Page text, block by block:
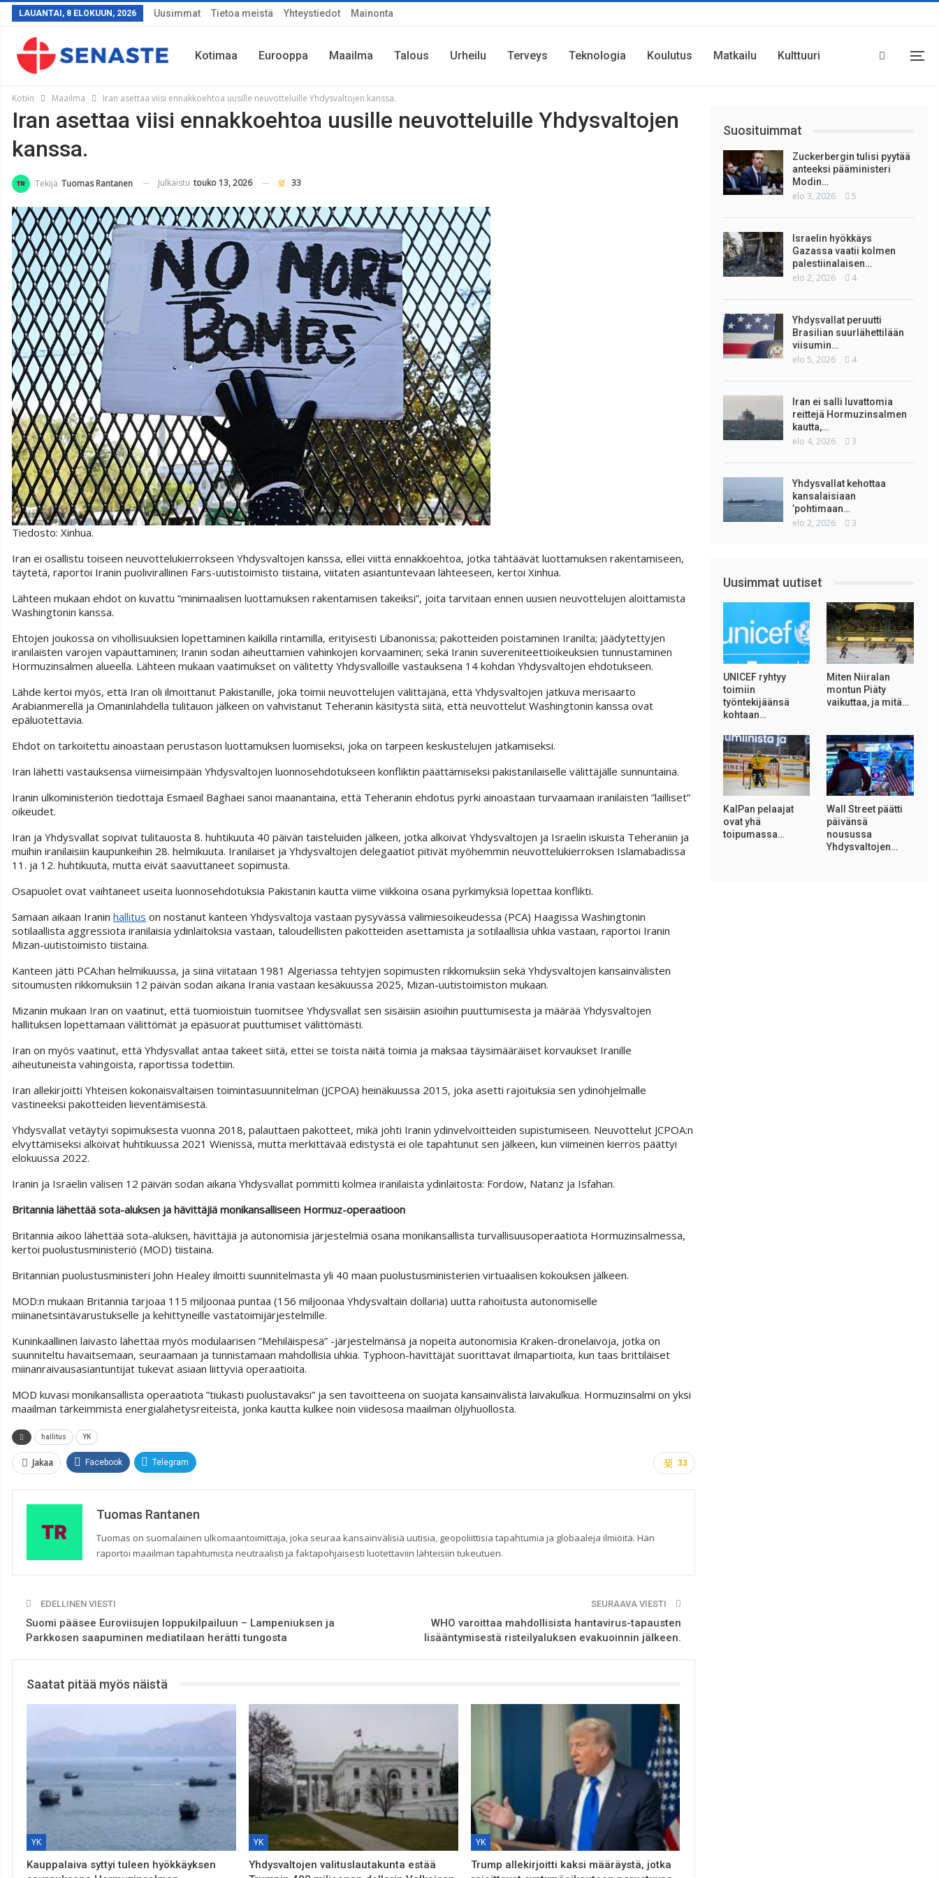
LAUANTAI, 8 ELOKUUN, 2026 Uusimmat Tietoa meistä Yhteystiedot Mainonta
Kotimaa Eurooppa Maailma Talous Urheilu Terveys Teknologia Koulutus Matkailu Kulttuuri
Sää
Kotiin Maailma Iran asettaa viisi ennakkoehtoa uusille neuvotteluille Yhdysvaltojen kanssa.
Iran asettaa viisi ennakkoehtoa uusille neuvotteluille Yhdysvaltojen
kanssa.
Tekijä Tuomas Rantanen Julkaistu touko 13, 2026 33
Tiedosto: Xinhua.
Iran ei osallistu toiseen neuvottelukierrokseen Yhdysvaltojen kanssa, ellei viittä ennakkoehtoa, jotka tähtäävät luottamuksen rakentamiseen,
täytetä, raportoi Iranin puolivirallinen Fars-uutistoimisto tiistaina, viitaten asiantuntevaan lähteeseen, kertoi Xinhua.
Lähteen mukaan ehdot on kuvattu ”minimaalisen luottamuksen rakentamisen takeiksi”, joita tarvitaan ennen uusien neuvottelujen aloittamista
Washingtonin kanssa.
Ehtojen joukossa on vihollisuuksien lopettaminen kaikilla rintamilla, erityisesti Libanonissa; pakotteiden poistaminen Iranilta; jäädytettyjen
iranilaisten varojen vapauttaminen; Iranin sodan aiheuttamien vahinkojen korvaaminen; sekä Iranin suvereniteettioikeuksien tunnustaminen
Hormuzinsalmen alueella. Lähteen mukaan vaatimukset on välitetty Yhdysvalloille vastauksena 14 kohdan Yhdysvaltojen ehdotukseen.
Lähde kertoi myös, että Iran oli ilmoittanut Pakistanille, joka toimii neuvottelujen välittäjänä, että Yhdysvaltojen jatkuva merisaarto
Arabianmerellä ja Omaninlahdella tulitauon jälkeen on vahvistanut Teheranin käsitystä siitä, että neuvottelut Washingtonin kanssa ovat
epäluotettavia.
Ehdot on tarkoitettu ainoastaan perustason luottamuksen luomiseksi, joka on tarpeen keskustelujen jatkamiseksi.
Iran lähetti vastauksensa viimeisimpään Yhdysvaltojen luonnosehdotukseen konfliktin päättämiseksi pakistanilaiselle välittäjälle sunnuntaina.
Iranin ulkoministeriön tiedottaja Esmaeil Baghaei sanoi maanantaina, että Teheranin ehdotus pyrki ainoastaan turvaamaan iranilaisten ”lailliset”
oikeudet.
Iran ja Yhdysvallat sopivat tulitauosta 8. huhtikuuta 40 päivän taisteluiden jälkeen, jotka alkoivat Yhdysvaltojen ja Israelin iskuista Teheraniin ja
muihin iranilaisiin kaupunkeihin 28. helmikuuta. Iranilaiset ja Yhdysvaltojen delegaatiot pitivät myöhemmin neuvottelukierroksen Islamabadissa
11. ja 12. huhtikuuta, mutta eivät saavuttaneet sopimusta.
Osapuolet ovat vaihtaneet useita luonnosehdotuksia Pakistanin kautta viime viikkoina osana pyrkimyksiä lopettaa konflikti.
Samaan aikaan Iranin hallitus on nostanut kanteen Yhdysvaltoja vastaan pysyvässä välimiesoikeudessa (PCA) Haagissa Washingtonin
sotilaallista aggressiota iranilaisia ydinlaitoksia vastaan, taloudellisten pakotteiden asettamista ja sotilaallisia uhkia vastaan, raportoi Iranin
Mizan-uutistoimisto tiistaina.
Kanteen jätti PCA:han helmikuussa, ja siinä viitataan 1981 Algeriassa tehtyjen sopimusten rikkomuksiin sekä Yhdysvaltojen kansainvälisten
sitoumusten rikkomuksiin 12 päivän sodan aikana Irania vastaan kesäkuussa 2025, Mizan-uutistoimiston mukaan.
Mizanin mukaan Iran on vaatinut, että tuomioistuin tuomitsee Yhdysvallat sen sisäisiin asioihin puuttumisesta ja määrää Yhdysvaltojen
hallituksen lopettamaan välittömät ja epäsuorat puuttumiset välittömästi.
Iran on myös vaatinut, että Yhdysvallat antaa takeet siitä, ettei se toista näitä toimia ja maksaa täysimääräiset korvaukset Iranille
aiheutuneista vahingoista, raportissa todettiin.
Iran allekirjoitti Yhteisen kokonaisvaltaisen toimintasuunnitelman (JCPOA) heinäkuussa 2015, joka asetti rajoituksia sen ydinohjelmalle
vastineeksi pakotteiden lieventämisestä.
Yhdysvallat vetäytyi sopimuksesta vuonna 2018, palauttaen pakotteet, mikä johti Iranin ydinvelvoitteiden supistumiseen. Neuvottelut JCPOA:n
elvyttämiseksi alkoivat huhtikuussa 2021 Wienissä, mutta merkittävää edistystä ei ole tapahtunut sen jälkeen, kun viimeinen kierros päättyi
elokuussa 2022.
Iranin ja Israelin välisen 12 päivän sodan aikana Yhdysvallat pommitti kolmea iranilaista ydinlaitosta: Fordow, Natanz ja Isfahan.
Britannia lähettää sota-aluksen ja hävittäjiä monikansalliseen Hormuz-operaatioon
Britannia aikoo lähettää sota-aluksen, hävittäjiä ja autonomisia järjestelmiä osana monikansallista turvallisuusoperaatiota Hormuzinsalmessa,
kertoi puolustusministeriö (MOD) tiistaina.
Britannian puolustusministeri John Healey ilmoitti suunnitelmasta yli 40 maan puolustusministerien virtuaalisen kokouksen jälkeen.
MOD:n mukaan Britannia tarjoaa 115 miljoonaa puntaa (156 miljoonaa Yhdysvaltain dollaria) uutta rahoitusta autonomiselle
miinanetsintävarustukselle ja kehittyneille vastatoimijärjestelmille.
Kuninkaallinen laivasto lähettää myös modulaarisen ”Mehiläispesä” -järjestelmänsä ja nopeita autonomisia Kraken-dronelaivoja, jotka on
suunniteltu havaitsemaan, seuraamaan ja tunnistamaan mahdollisia uhkia. Typhoon-hävittäjät suorittavat ilmapartioita, kun taas brittiläiset
miinanraivausasiantuntijat tukevat asiaan liittyviä operaatioita.
MOD kuvasi monikansallista operaatiota ”tiukasti puolustavaksi” ja sen tavoitteena on suojata kansainvälistä laivakulkua. Hormuzinsalmi on yksi
maailman tärkeimmistä energialähetysreiteistä, jonka kautta kulkee noin viidesosa maailman öljyhuollosta.
hallitus YK
33
Jakaa Facebook Telegram
Tuomas Rantanen
Tuomas on suomalainen ulkomaantoimittaja, joka seuraa kansainvälisiä uutisia, geopoliittisia tapahtumia ja globaaleja ilmiöitä. Hän
raportoi maailman tapahtumista neutraalisti ja faktapohjaisesti luotettaviin lähteisiin tukeutuen.
EDELLINEN VIESTI
Suomi pääsee Euroviisujen loppukilpailuun – Lampeniuksen ja
Parkkosen saapuminen mediatilaan herätti tungosta
SEURAAVA VIESTI
WHO varoittaa mahdollisista hantavirus-tapausten
lisääntymisestä risteilyaluksen evakuoinnin jälkeen.
Saatat pitää myös näistä
YK
Kauppalaiva syttyi tuleen hyökkäyksen
YK
Yhdysvaltojen valituslautakunta estää
YK
Trump allekirjoitti kaksi määräystä, jotka
Suosituimmat
Zuckerbergin tulisi pyytää
anteeksi pääministeri
Modin…
elo 3, 2026 5
Israelin hyökkäys
Gazassa vaatii kolmen
palestiinalaisen…
elo 2, 2026 4
Yhdysvallat peruutti
Brasilian suurlähettilään
viisumin…
elo 5, 2026 4
Iran ei salli luvattomia
reittejä Hormuzinsalmen
kautta,…
elo 4, 2026 3
Yhdysvallat kehottaa
kansalaisiaan
’pohtimaan…
elo 2, 2026 3
Uusimmat uutiset
UNICEF ryhtyy
toimiin
työntekijäänsä
kohtaan…
Miten Niiralan
montun Piäty
vaikuttaa, ja mitä…
KalPan pelaajat
ovat yhä
toipumassa…
Wall Street päätti
päivänsä
nousussa
Yhdysvaltojen…